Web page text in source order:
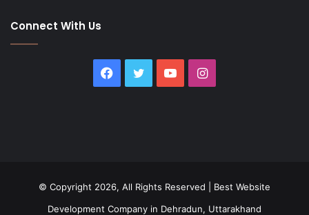
Connect With Us
Facebook
Twitter YouTubeInstagram
© Copyright 2026, All Rights Reserved | Best Website
Development Company in Dehradun, Uttarakhand